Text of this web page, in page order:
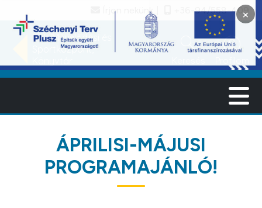
×
Írjon nekünk +36-94/558-409
Büki Művelődési és
Sportközpont,
search account_circle
ÁPRILISI-MÁJUSI
PROGRAMAJÁNLÓ!